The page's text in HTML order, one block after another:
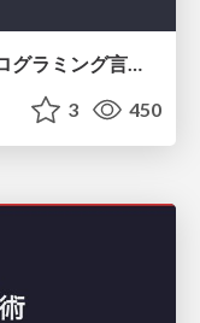
わからない話を追いかけたら、プログラミング言語を作る側にいた
3 450